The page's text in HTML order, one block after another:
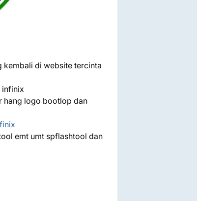
kembali di website tercinta
infinix
hang logo bootlop dan
emt umt spflashtool dan